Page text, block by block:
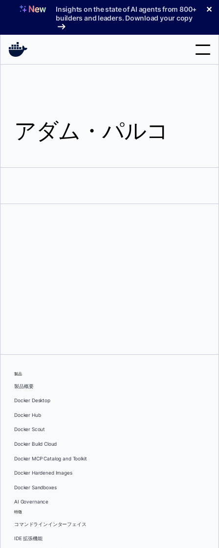
へ
Insights on the state of AI agents from 800+
builders and leaders. Download your copy
✕
料金プラン
アダム・パルコ
製品
製品概要
Docker Desktop
Docker Hub
Docker Scout
Docker Build Cloud
Docker MCP Catalog and Toolkit
Docker Hardened Images
Docker Sandboxes
AI Governance
特徴
コマンドラインインターフェイス
IDE 拡張機能